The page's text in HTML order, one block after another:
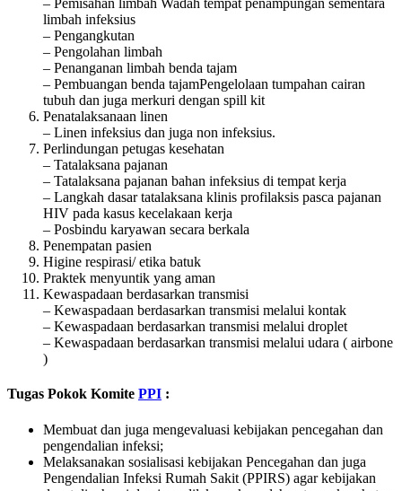
– Pemisahan limbah Wadah tempat penampungan sementara
limbah infeksius
– Pengangkutan
– Pengolahan limbah
– Penanganan limbah benda tajam
– Pembuangan benda tajamPengelolaan tumpahan cairan
tubuh dan juga merkuri dengan spill kit
Penatalaksanaan linen
– Linen infeksius dan juga non infeksius.
Perlindungan petugas kesehatan
– Tatalaksana pajanan
– Tatalaksana pajanan bahan infeksius di tempat kerja
– Langkah dasar tatalaksana klinis profilaksis pasca pajanan
HIV pada kasus kecelakaan kerja
– Posbindu karyawan secara berkala
Penempatan pasien
Higine respirasi/ etika batuk
Praktek menyuntik yang aman
Kewaspadaan berdasarkan transmisi
– Kewaspadaan berdasarkan transmisi melalui kontak
– Kewaspadaan berdasarkan transmisi melalui droplet
– Kewaspadaan berdasarkan transmisi melalui udara ( airbone
)
Tugas Pokok Komite PPI :
Membuat dan juga mengevaluasi kebijakan pencegahan dan
pengendalian infeksi;
Melaksanakan sosialisasi kebijakan Pencegahan dan juga
Pengendalian Infeksi Rumah Sakit (PPIRS) agar kebijakan